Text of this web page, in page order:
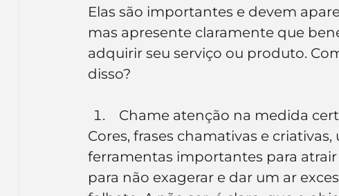
Elas são importantes e devem
mas apresente claramente que
adquirir seu serviço ou produto.
disso?
Chame atenção na medida
Cores, frases chamativas e
ferramentas importantes para
para não exagerar e dar um ar